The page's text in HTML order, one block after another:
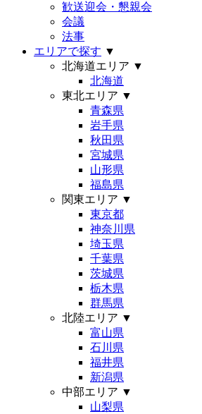
歓送迎会・懇親会
会議
法事
エリアで探す ▼
北海道エリア ▼
北海道
東北エリア ▼
青森県
岩手県
秋田県
宮城県
山形県
福島県
関東エリア ▼
東京都
神奈川県
埼玉県
千葉県
茨城県
栃木県
群馬県
北陸エリア ▼
富山県
石川県
福井県
新潟県
中部エリア ▼
山梨県